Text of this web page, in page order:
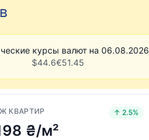
курсы валют на 06.08.2026
$44.6€51.45
КВАРТИР ↑ 2.5%
₴/м²